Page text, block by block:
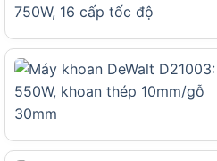
gồm lực siết tối đa 135Nm,
2.900 vòng/phút, số lần
kích thước đầu vặn 1/4
chỉ 1,1 kg bao gồm pin.
Dưới đây là bảng thông
tiết giúp bạn nắm rõ